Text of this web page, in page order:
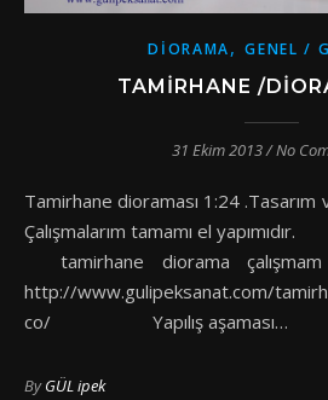
DIORAMA,GENEL /
TAMIRHANE /
31 Ekim 2013/No
Tamirhane dioraması 1:24 .Tasarım ve uygulama bana aittir.
Çalışmalarım tamamı el
tamirhane diorama çalışmam
http://www.gulipeksanat.com/
co/ Yapılış aşaması…
ByGÜL ipek